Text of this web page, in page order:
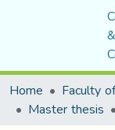
&
Home
Faculty
Master thesis